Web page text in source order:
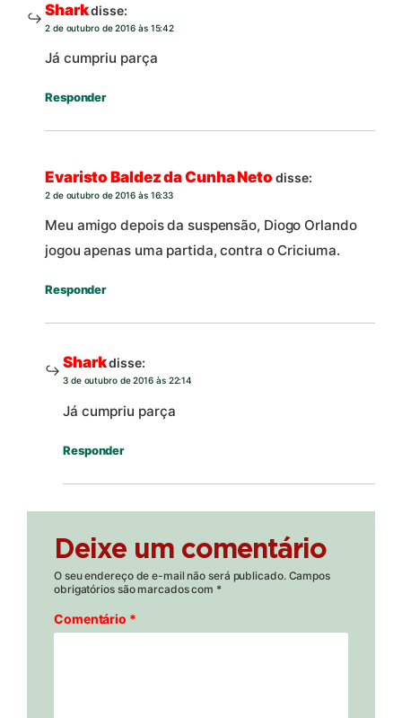
Sharkdisse:
2 de outubro de 2016 às 15:42
Já cumpriu parça
Responder
Evaristo Baldez da Cunha Neto disse:
2 de outubro de 2016 às 16:33
Meu amigo depois da suspensão, Diogo Orlando
jogou apenas uma partida, contra o Criciuma.
Responder
Sharkdisse:
3 de outubro de 2016 às 22:14
Já cumpriu parça
Responder
Deixe um comentário
O seu endereço de e-mail não será publicado. Campos
obrigatórios são marcados com *
Comentário *